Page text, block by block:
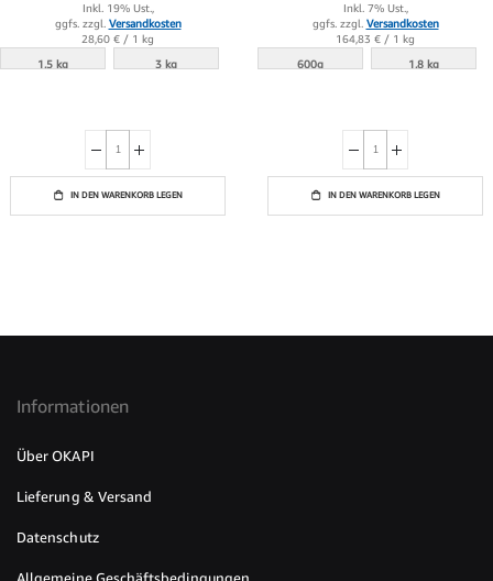
Inkl. 19% Ust.,
ggfs. zzgl. Versandkosten
28,60 € / 1 kg
1.5 kg
3 kg
IN DEN WARENKORB LEGEN
Inkl. 7% Ust.,
ggfs. zzgl. Versandkosten
164,83 € / 1 kg
600g
1.8 kg
IN DEN WARENKORB LEGEN
Informationen
Über OKAPI
Lieferung & Versand
Datenschutz